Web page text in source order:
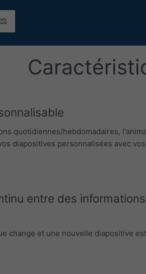
quotidiennes/hebdomadaires,
diapositives personnalisées avec vos
entre des informations
change et une nouvelle diapositive est